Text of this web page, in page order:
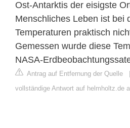
Ost-Antarktis der eisigste
Menschliches Leben ist bei
Temperaturen praktisch
Gemessen wurde diese
NASA-
Antrag auf Entfernung der Quelle
vollständige Antwort auf helmholtz.de